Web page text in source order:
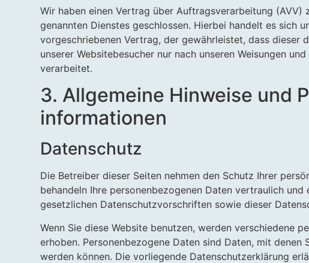
Wir haben einen Vertrag über Auftragsverarbeitung (AVV)
genannten Dienstes geschlossen. Hierbei handelt es sich
vorgeschriebenen Vertrag, der gewährleistet, dass dieser
unserer Websitebesucher nur nach unseren Weisungen
verarbeitet.
3. Allgemeine Hinweise und
informationen
Datenschutz
Die Betreiber dieser Seiten nehmen den Schutz Ihrer
behandeln Ihre personenbezogenen Daten vertraulich und
gesetzlichen Datenschutzvorschriften sowie dieser
Wenn Sie diese Website benutzen, werden verschiedene
erhoben. Personenbezogene Daten sind Daten, mit
werden können. Die vorliegende Datenschutzerklärung